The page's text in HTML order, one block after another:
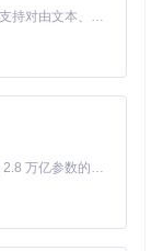
、Mac OS X和Li
便追踪更新和贡
它将为你的We
发变得更加得
MiniMax H3 是一个通用的全模态生成系统。它支持对由文本、图像、视频和音频组成的多模态上下文进行统一理解，并能生成分辨率高达 2K、时长可达 15 秒的带原生立体声音频的视频。得益于面向任务泛化的系统设计，H3 在预训练阶段就已具备广泛的多模态上下文理解与生成能力，能够出色地执行复杂的多模态指令。
Kimi K3 是Kimi能力最强的模型：这是一个拥有 2.8 万亿参数的混合专家（MoE）模型，具备原生视觉理解能力，并支持 100 万 token 的上下文窗口。